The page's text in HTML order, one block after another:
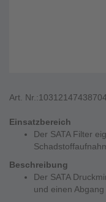
Art. Nr.:10312147438704
Einsatzbereich
Der SATA Filter
Beschreibung
Der SATA
und einen